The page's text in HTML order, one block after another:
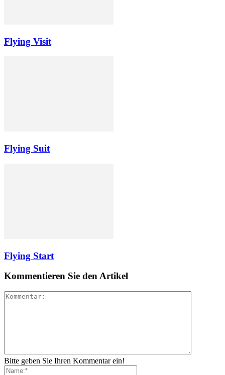
Flying Visit
Flying Suit
Flying Start
Kommentieren Sie den Artikel
Bitte geben Sie Ihren Kommentar ein!